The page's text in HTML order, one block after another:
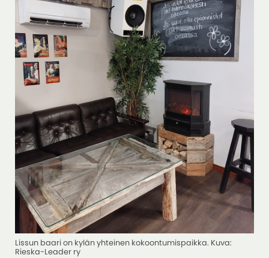
Lissun baari on kylän yhteinen kokoontumispaikka. Kuva:
Rieska-Leader ry